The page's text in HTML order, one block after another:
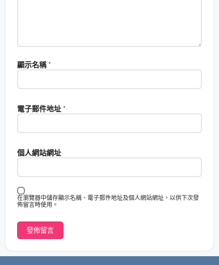
顯示名稱 *
電子郵件地址 *
個人網站網址
在瀏覽器中儲存顯示名稱、電子郵件地址及個人網站網址，以供下次發
佈留言時使用。